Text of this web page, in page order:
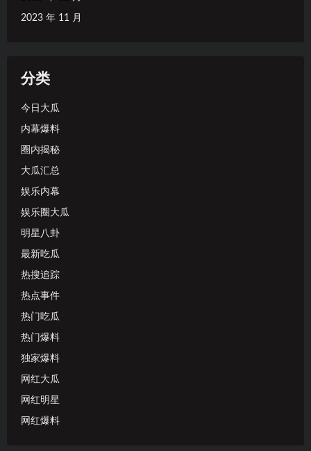
2023 年 11 月
分类
今日大瓜
内幕爆料
圈内揭秘
大瓜汇总
娱乐内幕
娱乐圈大瓜
明星八卦
最新吃瓜
热搜追踪
热点事件
热门吃瓜
热门爆料
独家爆料
网红大瓜
网红明星
网红爆料